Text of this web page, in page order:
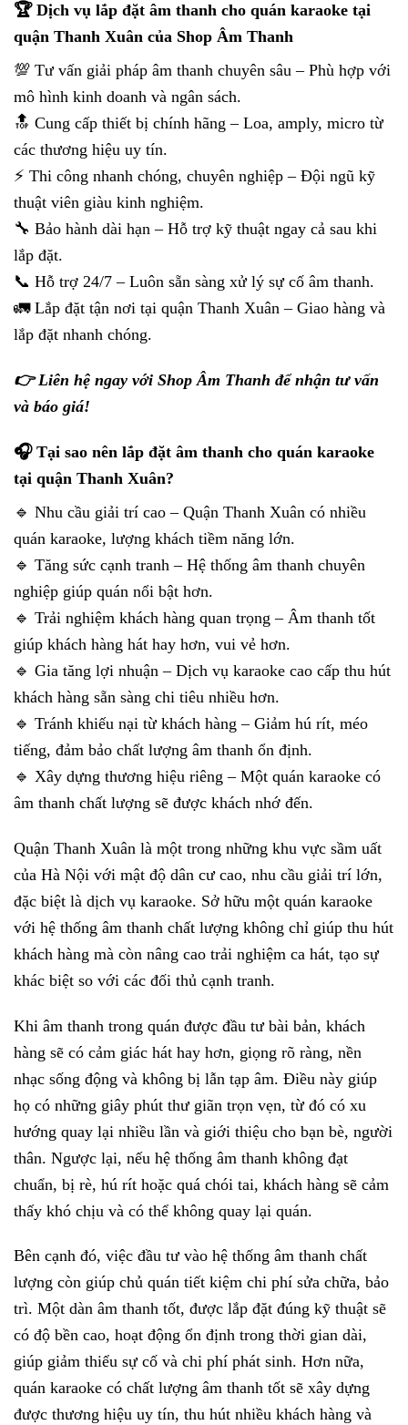
🏆 Dịch vụ lắp đặt âm thanh cho quán karaoke tại
quận Thanh Xuân của Shop Âm Thanh
💯 Tư vấn giải pháp âm thanh chuyên sâu – Phù hợp với
mô hình kinh doanh và ngân sách.
🔝 Cung cấp thiết bị chính hãng – Loa, amply, micro từ
các thương hiệu uy tín.
⚡ Thi công nhanh chóng, chuyên nghiệp – Đội ngũ kỹ
thuật viên giàu kinh nghiệm.
🔧 Bảo hành dài hạn – Hỗ trợ kỹ thuật ngay cả sau khi
lắp đặt.
📞 Hỗ trợ 24/7 – Luôn sẵn sàng xử lý sự cố âm thanh.
🚛 Lắp đặt tận nơi tại quận Thanh Xuân – Giao hàng và
lắp đặt nhanh chóng.
👉 Liên hệ ngay với Shop Âm Thanh để nhận tư vấn
và báo giá!
🎧 Tại sao nên lắp đặt âm thanh cho quán karaoke
tại quận Thanh Xuân?
🔹 Nhu cầu giải trí cao – Quận Thanh Xuân có nhiều
quán karaoke, lượng khách tiềm năng lớn.
🔹 Tăng sức cạnh tranh – Hệ thống âm thanh chuyên
nghiệp giúp quán nổi bật hơn.
🔹 Trải nghiệm khách hàng quan trọng – Âm thanh tốt
giúp khách hàng hát hay hơn, vui vẻ hơn.
🔹 Gia tăng lợi nhuận – Dịch vụ karaoke cao cấp thu hút
khách hàng sẵn sàng chi tiêu nhiều hơn.
🔹 Tránh khiếu nại từ khách hàng – Giảm hú rít, méo
tiếng, đảm bảo chất lượng âm thanh ổn định.
🔹 Xây dựng thương hiệu riêng – Một quán karaoke có
âm thanh chất lượng sẽ được khách nhớ đến.
Quận Thanh Xuân là một trong những khu vực sầm uất
của Hà Nội với mật độ dân cư cao, nhu cầu giải trí lớn,
đặc biệt là dịch vụ karaoke. Sở hữu một quán karaoke
với hệ thống âm thanh chất lượng không chỉ giúp thu hút
khách hàng mà còn nâng cao trải nghiệm ca hát, tạo sự
khác biệt so với các đối thủ cạnh tranh.
Khi âm thanh trong quán được đầu tư bài bản, khách
hàng sẽ có cảm giác hát hay hơn, giọng rõ ràng, nền
nhạc sống động và không bị lẫn tạp âm. Điều này giúp
họ có những giây phút thư giãn trọn vẹn, từ đó có xu
hướng quay lại nhiều lần và giới thiệu cho bạn bè, người
thân. Ngược lại, nếu hệ thống âm thanh không đạt
chuẩn, bị rè, hú rít hoặc quá chói tai, khách hàng sẽ cảm
thấy khó chịu và có thể không quay lại quán.
Bên cạnh đó, việc đầu tư vào hệ thống âm thanh chất
lượng còn giúp chủ quán tiết kiệm chi phí sửa chữa, bảo
trì. Một dàn âm thanh tốt, được lắp đặt đúng kỹ thuật sẽ
có độ bền cao, hoạt động ổn định trong thời gian dài,
giúp giảm thiểu sự cố và chi phí phát sinh. Hơn nữa,
quán karaoke có chất lượng âm thanh tốt sẽ xây dựng
được thương hiệu uy tín, thu hút nhiều khách hàng và